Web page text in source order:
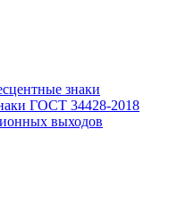
знаки
ГОСТ 34428-2018
выходов